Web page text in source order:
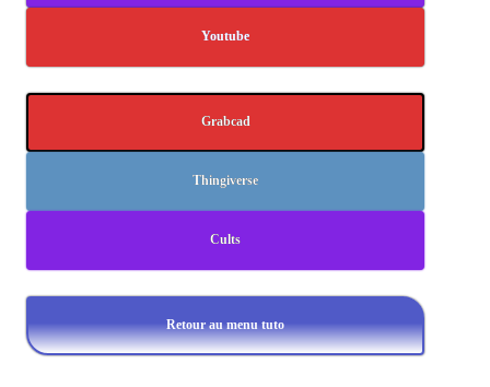
Youtube
Grabcad
Thingiverse
Cults
Retour au menu tuto